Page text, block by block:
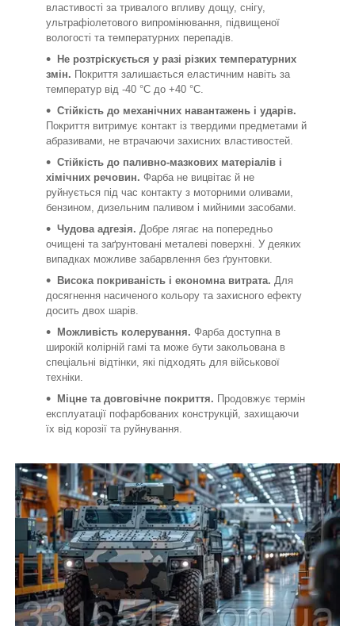
властивості за тривалого впливу дощу, снігу,
ультрафіолетового випромінювання, підвищеної
вологості та температурних перепадів.
Не розтріскується у разі різких температурних
змін. Покриття залишається еластичним навіть за
температур від -40 °C до +40 °C.
Стійкість до механічних навантажень і ударів.
Покриття витримує контакт із твердими предметами й
абразивами, не втрачаючи захисних властивостей.
Стійкість до паливно-мазкових матеріалів і
хімічних речовин. Фарба не вицвітає й не
руйнується під час контакту з моторними оливами,
бензином, дизельним паливом і мийними засобами.
Чудова адгезія. Добре лягає на попередньо
очищені та заґрунтовані металеві поверхні. У деяких
випадках можливе забарвлення без ґрунтовки.
Висока покриваність і економна витрата. Для
досягнення насиченого кольору та захисного ефекту
досить двох шарів.
Можливість колерування. Фарба доступна в
широкій колірній гамі та може бути закольована в
спеціальні відтінки, які підходять для військової
техніки.
Міцне та довговічне покриття. Продовжує термін
експлуатації пофарбованих конструкцій, захищаючи
їх від корозії та руйнування.